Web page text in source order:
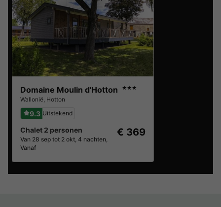
Domaine Moulin d'Hotton ★★★
Wallonië, Hotton
9.3 Uitstekend
Chalet 2 personen
Van 28 sep tot 2 okt, 4 nachten,
Vanaf
€ 369